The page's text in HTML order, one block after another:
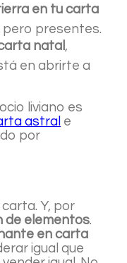
en tu carta
pero presentes.
natal ,
en abrirte a
liviano es
astral e
por
Y, por
de elementos.
en carta
igual que